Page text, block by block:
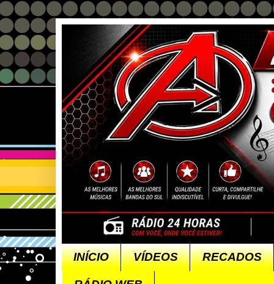
INÍCIO VÍDEOS RECADOS